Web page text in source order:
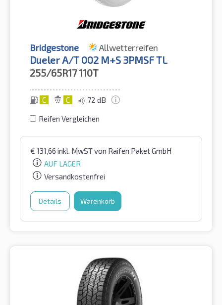
Bridgestone Allwetterreifen
Dueler A/T 002 M+S 3PMSF TL
255/65R17110T
C C 72 dB
Reifen Vergleichen
€ 131,66 inkl. MwSTvon Raifen Paket GmbH
AUF LAGER
Versandkostenfrei
Details Warenkorb